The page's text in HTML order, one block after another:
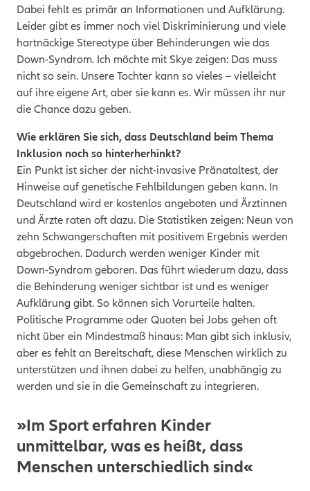
Dabei fehlt es primär an Informationen und Aufklärung.
Leider gibt es immer noch viel Diskriminierung und viele
hartnäckige Stereotype über Behinderungen wie das
Down-Syndrom. Ich möchte mit Skye zeigen: Das muss
nicht so sein. Unsere Tochter kann so vieles – vielleicht
auf ihre eigene Art, aber sie kann es. Wir müssen ihr nur
die Chance dazu geben.
Wie erklären Sie sich, dass Deutschland beim Thema
Inklusion noch so hinterherhinkt?
Ein Punkt ist sicher der nicht-invasive Pränataltest, der
Hinweise auf genetische Fehlbildungen geben kann. In
Deutschland wird er kostenlos angeboten und Ärztinnen
und Ärzte raten oft dazu. Die Statistiken zeigen: Neun von
zehn Schwangerschaften mit positivem Ergebnis werden
abgebrochen. Dadurch werden weniger Kinder mit
Down-Syndrom geboren. Das führt wiederum dazu, dass
die Behinderung weniger sichtbar ist und es weniger
Aufklärung gibt. So können sich Vorurteile halten.
Politische Programme oder Quoten bei Jobs gehen oft
nicht über ein Mindestmaß hinaus: Man gibt sich inklusiv,
aber es fehlt an Bereitschaft, diese Menschen wirklich zu
unterstützen und ihnen dabei zu helfen, unabhängig zu
werden und sie in die Gemeinschaft zu integrieren.
»Im Sport erfahren Kinder
unmittelbar, was es heißt, dass
Menschen unterschiedlich sind«